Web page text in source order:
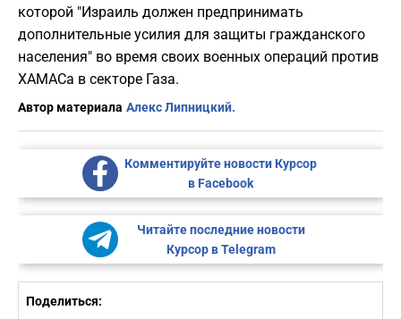
которой "Израиль должен предпринимать
дополнительные усилия для защиты гражданского
населения" во время своих военных операций против
ХАМАСа в секторе Газа.
Автор материала Алекс Липницкий.
Комментируйте новости Курсор
в Facebook
Читайте последние новости
Курсор в Telegram
Поделиться: